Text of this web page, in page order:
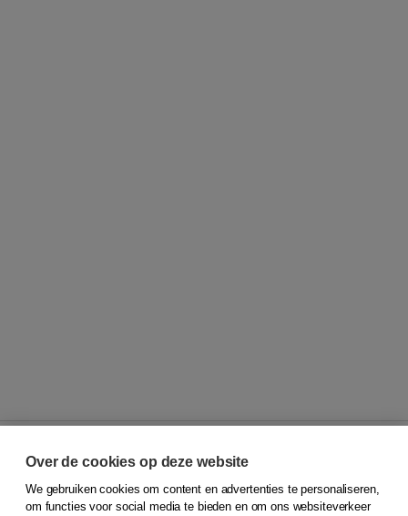
© 2026Koninklijke Boom uitgevers
Over de cookies op deze website
We gebruiken cookies om content en advertenties te personaliseren,
om functies voor social media te bieden en om ons websiteverkeer